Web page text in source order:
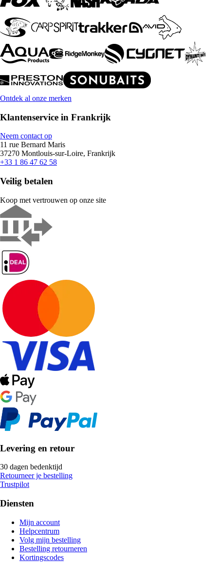
Ontdek al onze merken
Klantenservice in Frankrijk
Neem contact op
11 rue Bernard Maris
37270 Montlouis-sur-Loire, Frankrijk
+33 1 86 47 62 58
Veilig betalen
Koop met vertrouwen op onze site
Levering en retour
30 dagen bedenktijd
Retourneer je bestelling
Trustpilot
Diensten
Mijn account
Helpcentrum
Volg mijn bestelling
Bestelling retourneren
Kortingscodes